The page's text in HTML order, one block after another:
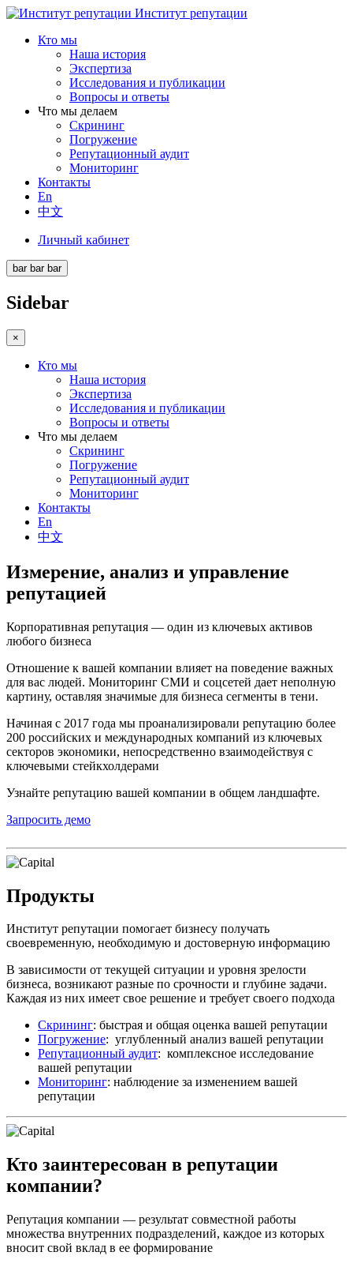
Институт репутации
Кто мы
Наша история
Экспертиза
Исследования и публикации
Вопросы и ответы
Что мы делаем
Скрининг
Погружение
Репутационный аудит
Мониторинг
Контакты
En
中文
Личный кабинет
bar bar bar
Sidebar
×
Кто мы
Наша история
Экспертиза
Исследования и публикации
Вопросы и ответы
Что мы делаем
Скрининг
Погружение
Репутационный аудит
Мониторинг
Контакты
En
中文
Измерение, анализ и управление
репутацией
Корпоративная репутация — один из ключевых активов
любого бизнеса
Отношение к вашей компании влияет на поведение важных
для вас людей. Мониторинг СМИ и соцсетей дает неполную
картину, оставляя значимые для бизнеса сегменты в тени.
Начиная с 2017 года мы проанализировали репутацию более
200 российских и международных компаний из ключевых
секторов экономики, непосредственно взаимодействуя с
ключевыми стейкхолдерами
Узнайте репутацию вашей компании в общем ландшафте.
Запросить демо
Продукты
Институт репутации помогает бизнесу получать
своевременную, необходимую и достоверную информацию
В зависимости от текущей ситуации и уровня зрелости
бизнеса, возникают разные по срочности и глубине задачи.
Каждая из них имеет свое решение и требует своего подхода
Скрининг: быстрая и общая оценка вашей репутации
Погружение: углубленный анализ вашей репутации
Репутационный аудит: комплексное исследование
вашей репутации
Мониторинг: наблюдение за изменением вашей
репутации
Кто заинтересован в репутации
компании?
Репутация компании — результат совместной работы
множества внутренних подразделений, каждое из которых
вносит свой вклад в ее формирование